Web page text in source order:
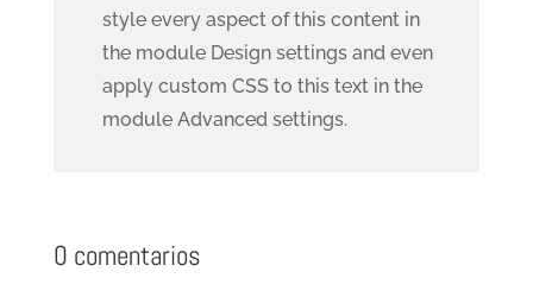
style every aspect of this content in
the module Design settings and even
apply custom CSS to this text in the
module Advanced settings.
0 comentarios